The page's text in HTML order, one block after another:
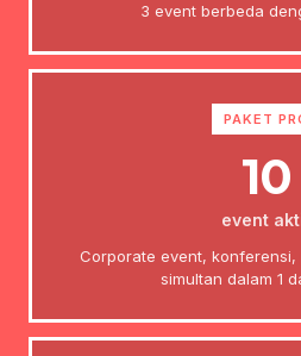
3 event berbeda
PAKET
10
event
Corporate event,
simultan dalam 1